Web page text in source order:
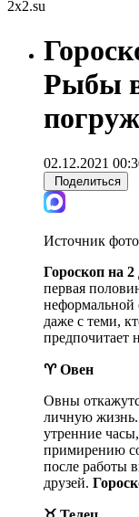
2x2.su
Рыбы
02.12.2021
Поделиться
Источник
Гороскоп на 2
первая
даже с теми,
предпочитает
♈ Овен
Овны
личную жизнь.
утренние
примирению
после работы
друзей.